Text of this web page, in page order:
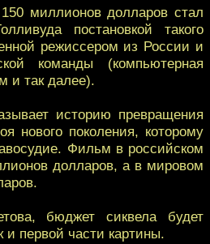
миллионов долларов стал
постановкой такого
режиссером из России и
команды (компьютерная
и так далее).
историю превращения
нового поколения, которому
Фильм в российском
долларов, а в мировом
бюджет сиквела будет
и первой части картины.